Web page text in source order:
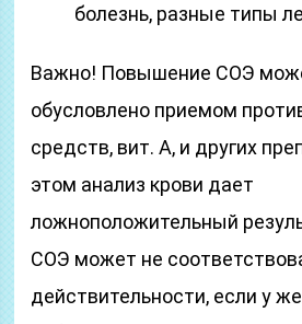
болезнь, разные типы
Важно! Повышение СОЭ
обусловлено приемом
средств, вит. А, и других
этом анализ крови дает
ложноположительный
СОЭ может не
действительности, если у